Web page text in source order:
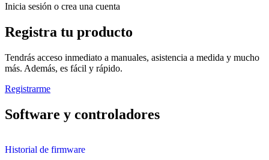
Inicia sesión o crea una cuenta
Registra tu producto
Tendrás acceso inmediato a manuales, asistencia a medida y mucho
más. Además, es fácil y rápido.
Registrarme
Software y controladores
Historial de firmware